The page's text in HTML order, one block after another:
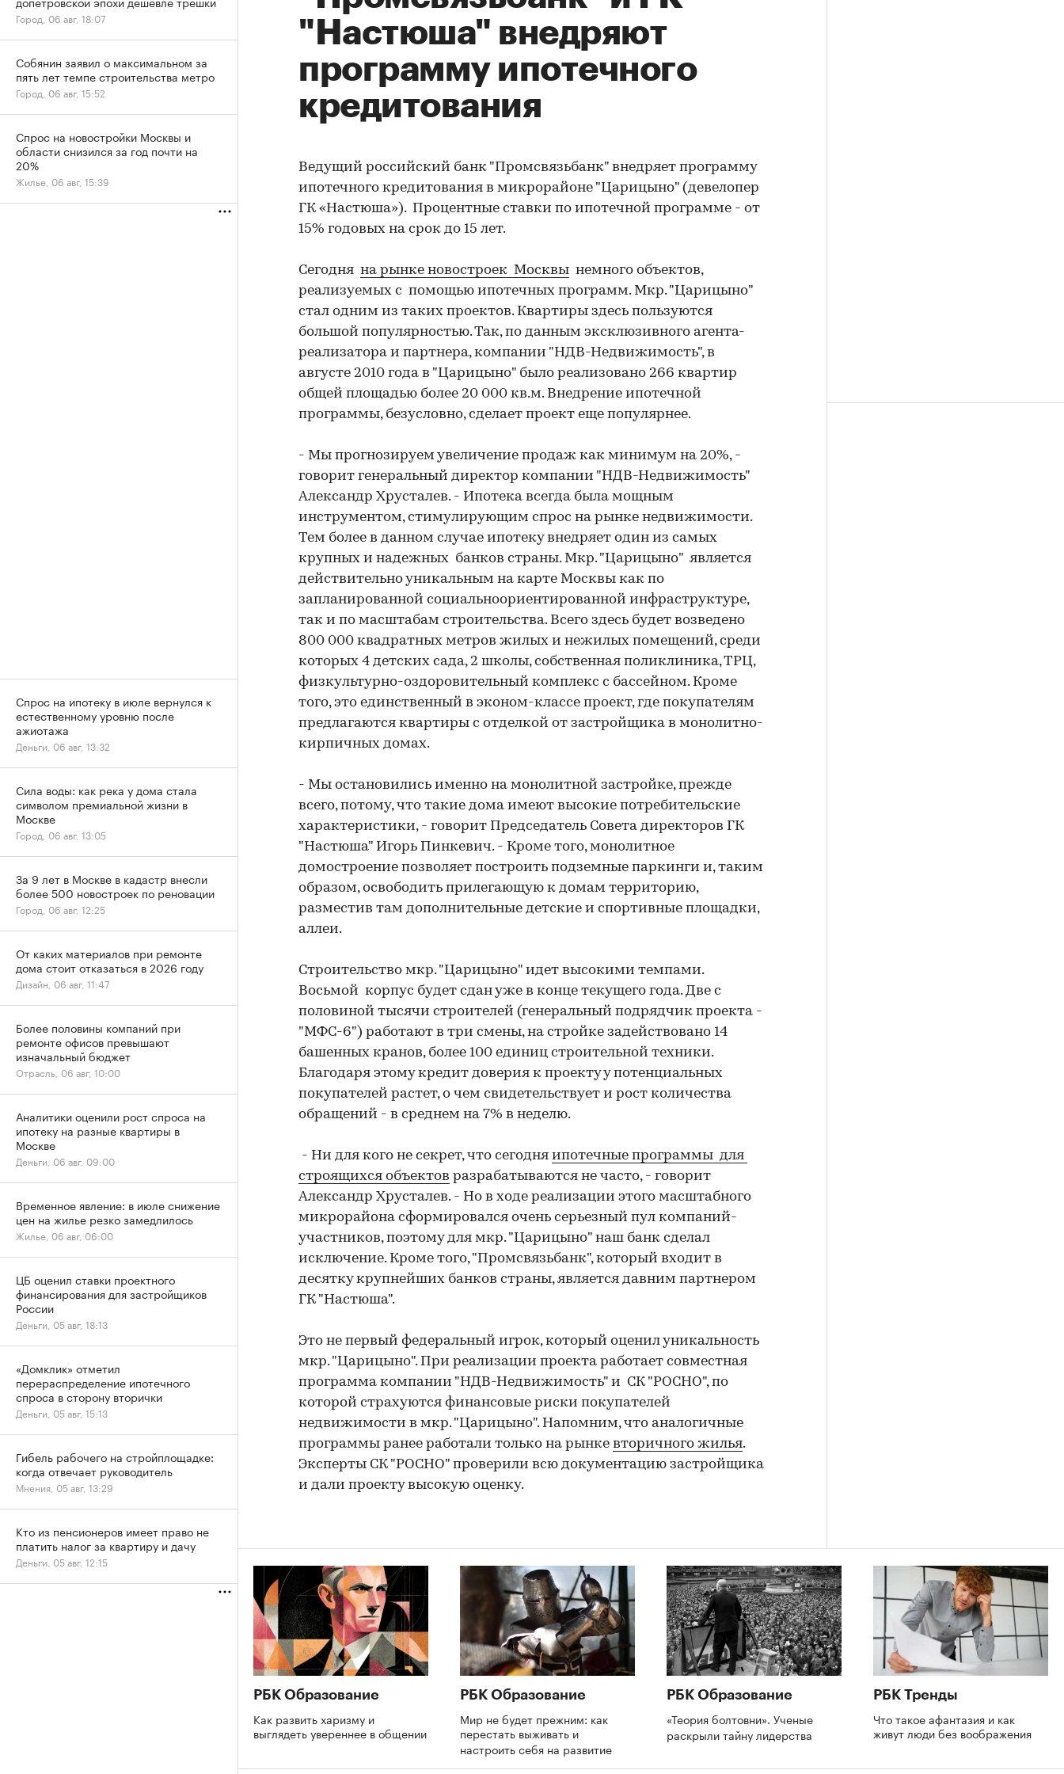
"Настюша" внедряют
программу ипотечного
кредитования
Ведущий российский банк "Промсвязьбанк" внедряет программу
ипотечного кредитования в микрорайоне "Царицыно" (девелопер
ГК «Настюша»). Процентные ставки по ипотечной программе - от
15% годовых на срок до 15 лет.
Сегодня на рынке новостроек Москвы немного объектов,
реализуемых с помощью ипотечных программ. Мкр. "Царицыно"
стал одним из таких проектов. Квартиры здесь пользуются
большой популярностью. Так, по данным эксклюзивного агента-
реализатора и партнера, компании "НДВ-Недвижимость", в
августе 2010 года в "Царицыно" было реализовано 266 квартир
общей площадью более 20 000 кв.м. Внедрение ипотечной
программы, безусловно, сделает проект еще популярнее.
- Мы прогнозируем увеличение продаж как минимум на 20%, -
говорит генеральный директор компании "НДВ-Недвижимость"
Александр Хрусталев. - Ипотека всегда была мощным
инструментом, стимулирующим спрос на рынке недвижимости.
Тем более в данном случае ипотеку внедряет один из самых
крупных и надежных банков страны. Мкр. "Царицыно" является
действительно уникальным на карте Москвы как по
запланированной социальноориентированной инфраструктуре,
так и по масштабам строительства. Всего здесь будет возведено
800 000 квадратных метров жилых и нежилых помещений, среди
которых 4 детских сада, 2 школы, собственная поликлиника, ТРЦ,
физкультурно-оздоровительный комплекс с бассейном. Кроме
того, это единственный в эконом-классе проект, где покупателям
предлагаются квартиры с отделкой от застройщика в монолитно-
кирпичных домах.
- Мы остановились именно на монолитной застройке, прежде
всего, потому, что такие дома имеют высокие потребительские
характеристики, - говорит Председатель Совета директоров ГК
"Настюша" Игорь Пинкевич. - Кроме того, монолитное
домостроение позволяет построить подземные паркинги и, таким
образом, освободить прилегающую к домам территорию,
разместив там дополнительные детские и спортивные площадки,
аллеи.
Строительство мкр. "Царицыно" идет высокими темпами.
Восьмой корпус будет сдан уже в конце текущего года. Две с
половиной тысячи строителей (генеральный подрядчик проекта -
"МФС-6") работают в три смены, на стройке задействовано 14
башенных кранов, более 100 единиц строительной техники.
Благодаря этому кредит доверия к проекту у потенциальных
покупателей растет, о чем свидетельствует и рост количества
обращений - в среднем на 7% в неделю.
- Ни для кого не секрет, что сегодня ипотечные программы для
строящихся объектов разрабатываются не часто, - говорит
Александр Хрусталев. - Но в ходе реализации этого масштабного
микрорайона сформировался очень серьезный пул компаний-
участников, поэтому для мкр. "Царицыно" наш банк сделал
исключение. Кроме того, "Промсвязьбанк", который входит в
десятку крупнейших банков страны, является давним партнером
ГК "Настюша".
Это не первый федеральный игрок, который оценил уникальность
мкр. "Царицыно". При реализации проекта работает совместная
программа компании "НДВ-Недвижимость" и СК "РОСНО", по
которой страхуются финансовые риски покупателей
недвижимости в мкр. "Царицыно". Напомним, что аналогичные
программы ранее работали только на рынке вторичного жилья.
Эксперты СК "РОСНО" проверили всю документацию застройщика
и дали проекту высокую оценку.
РБК Образование
Как развить харизму и
выглядеть увереннее в общении
РБК Образование
Мир не будет прежним: как
перестать выживать и
настроить себя на развитие
РБК Образование
«Теория болтовни». Ученые
раскрыли тайну лидерства
РБК Тренды
Что такое афантазия и как
живут люди без воображения
Город, 06 авг, 18:07
Собянин заявил о максимальном за
пять лет темпе строительства метро
Город, 06 авг, 15:52
Спрос на новостройки Москвы и
области снизился за год почти на
20%
Жилье, 06 авг, 15:39
Спрос на ипотеку в июле вернулся к
естественному уровню после
ажиотажа
Деньги, 06 авг, 13:32
Сила воды: как река у дома стала
символом премиальной жизни в
Москве
Город, 06 авг, 13:05
За 9 лет в Москве в кадастр внесли
более 500 новостроек по реновации
Город, 06 авг, 12:25
От каких материалов при ремонте
дома стоит отказаться в 2026 году
Дизайн, 06 авг, 11:47
Более половины компаний при
ремонте офисов превышают
изначальный бюджет
Отрасль, 06 авг, 10:00
Аналитики оценили рост спроса на
ипотеку на разные квартиры в
Москве
Деньги, 06 авг, 09:00
Временное явление: в июле снижение
цен на жилье резко замедлилось
Жилье, 06 авг, 06:00
ЦБ оценил ставки проектного
финансирования для застройщиков
России
Деньги, 05 авг, 18:13
«Домклик» отметил
перераспределение ипотечного
спроса в сторону вторички
Деньги, 05 авг, 15:13
Гибель рабочего на стройплощадке:
когда отвечает руководитель
Мнения, 05 авг, 13:29
Кто из пенсионеров имеет право не
платить налог за квартиру и дачу
Деньги, 05 авг, 12:15